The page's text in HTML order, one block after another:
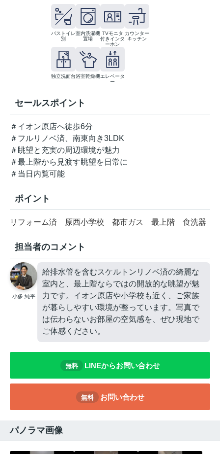
バストイレ
別
室内洗濯機
置場
TVモニタ
付きインタ
ーホン
カウンター
キッチン
独立洗面台浴室乾燥機エレベータ
ー
セールスポイント
＃イオン原店へ徒歩6分
＃フルリノベ済、南東向き3LDK
＃眺望と充実の周辺環境が魅力
＃最上階から見渡す眺望を日常に
＃当日内覧可能
ポイント
リフォーム済 原西小学校 都市ガス 最上階 食洗器
担当者のコメント
小多 純平
給排水管を含むスケルトンリノベ済の綺麗な
室内と、最上階ならではの開放的な眺望が魅
力です。イオン原店や小学校も近く、ご家族
が暮らしやすい環境が整っています。写真で
は伝わらないお部屋の空気感を、ぜひ現地で
ご体感ください。
無料 LINEからお問い合わせ
無料 お問い合わせ
パノラマ画像